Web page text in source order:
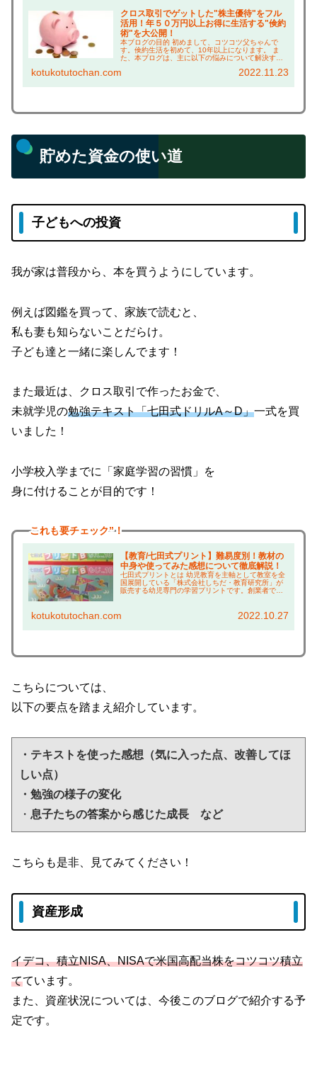
クロス取引でゲットした"株主優待"をフル
活用！年５０万円以上お得に生活する"倹約
術"を大公開！
本ブログの目的 初めまして、コツコツ父ちゃんで
す。倹約生活を初めて、10年以上になります。 ま
た、本ブログは、主に以下の悩みについて解決する
は、 ・株主優待って何がもらえるの？ →実際に使
kotukotutochan.com 2022.11.23
貯めた資金の使い道
子どもへの投資
我が家は普段から、本を買うようにしています。
例えば図鑑を買って、家族で読むと、
私も妻も知らないことだらけ。
子ども達と一緒に楽しんでます！
また最近は、クロス取引で作ったお金で、
未就学児の勉強テキスト「七田式ドリルA～D」一式を買
いました！
小学校入学までに「家庭学習の習慣」を
身に付けることが目的です！
これも要チェック”！
【教育/七田式プリント】難易度別！教材の
中身や使ってみた感想について徹底解説！
七田式プリントとは 幼児教育を主軸として教室を全
国展開している「株式会社しちだ・教育研究所」が
販売する幼児専門の学習プリントです。創業者であ
です。...
kotukotutochan.com 2022.10.27
こちらについては、
以下の要点を踏まえ紹介しています。
・テキストを使った感想（気に入った点、改善してほ
しい点）
・勉強の様子の変化
・ 息子たちの答案から感じた成長　など
こちらも是非、見てみてください！
資産形成
イデコ、積立NISA、NISAで米国高配当株をコツコツ積立
てています。
また、資産状況については、今後このブログで紹介する予
定です。